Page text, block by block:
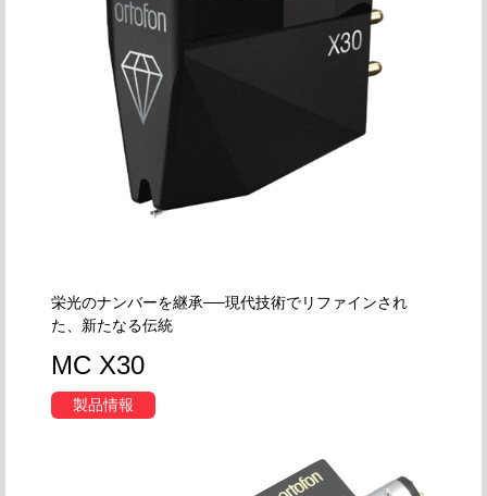
栄光のナンバーを継承──現代技術でリファインされ
た、新たなる伝統
MC X30
製品情報